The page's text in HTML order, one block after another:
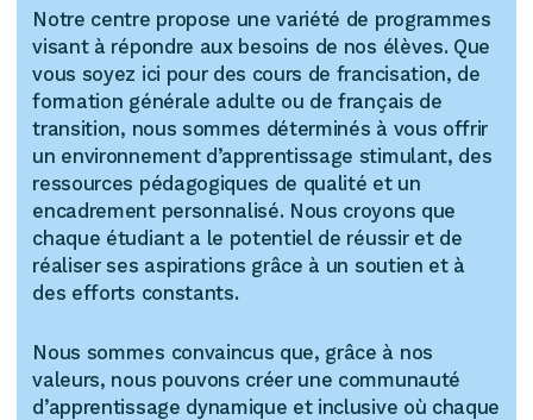
Notre centre propose une variété de programmes
visant à répondre aux besoins de nos élèves. Que
vous soyez ici pour des cours de francisation, de
formation générale adulte ou de français de
transition, nous sommes déterminés à vous offrir
un environnement d’apprentissage stimulant, des
ressources pédagogiques de qualité et un
encadrement personnalisé. Nous croyons que
chaque étudiant a le potentiel de réussir et de
réaliser ses aspirations grâce à un soutien et à
des efforts constants.
Nous sommes convaincus que, grâce à nos
valeurs, nous pouvons créer une communauté
d’apprentissage dynamique et inclusive où chaque